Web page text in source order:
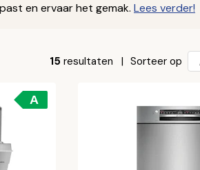
en ervaar het gemak. Lees verder!
15 resultaten Sorteer op
A